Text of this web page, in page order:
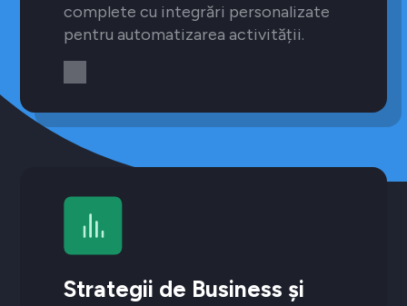
complete cu integrări personalizate
pentru automatizarea activității.
Strategii de Business și